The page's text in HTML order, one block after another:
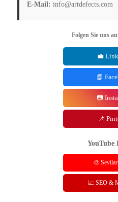
E-Mail: info@artdefects.com
Folgen Sie uns
💼
📘
📷
📌
YouTube
🎨
📈 SEO &